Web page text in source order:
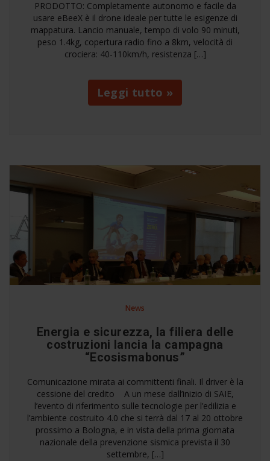
PRODOTTO: Completamente autonomo e facile da
usare eBeeX è il drone ideale per tutte le esigenze di
mappatura. Lancio manuale, tempo di volo 90 minuti,
peso 1.4kg, copertura radio fino a 8km, velocità di
crociera: 40-110km/h, resistenza […]
Leggi tutto »
News
Energia e sicurezza, la filiera delle
costruzioni lancia la campagna
“Ecosismabonus”
Comunicazione mirata ai committenti finali. Il driver è la
cessione del credito A un mese dall’inizio di SAIE,
l’evento di riferimento sulle tecnologie per l’edilizia e
l’ambiente costruito 4.0 che si terrà dal 17 al 20 ottobre
prossimo a Bologna, e in vista della prima giornata
nazionale della prevenzione sismica prevista il 30
settembre, […]